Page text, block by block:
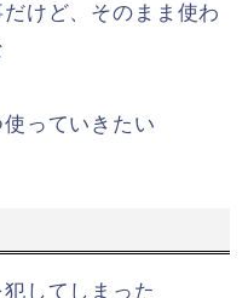
けど、そのまま使わ
っていきたい
してしまった